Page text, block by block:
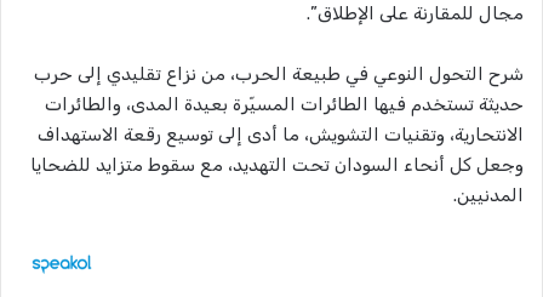
مجال للمقارنة على الإطلاق”.
شرح التحول النوعي في طبيعة الحرب، من نزاع تقليدي إلى حرب
حديثة تستخدم فيها الطائرات المسيّرة بعيدة المدى، والطائرات
الانتحارية، وتقنيات التشويش، ما أدى إلى توسيع رقعة الاستهداف
وجعل كل أنحاء السودان تحت التهديد، مع سقوط متزايد للضحايا
المدنيين.